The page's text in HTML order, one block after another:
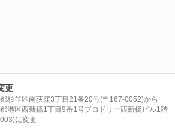
更
都杉並区南荻窪3丁目21番20号(〒167-0052)から
港区西新橋1丁目9番1号ブロドリー西新橋ビル1階
に変更